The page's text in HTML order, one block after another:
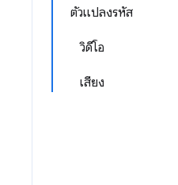
ตัวแปลงรหัส
วิดีโอ
เสียง